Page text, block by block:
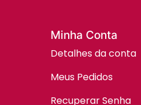
Minha Conta
Detalhes da conta
Meus Pedidos
Recuperar Senha